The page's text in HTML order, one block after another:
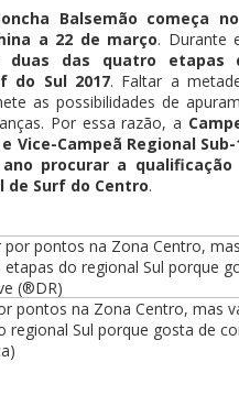
Balsemão começa
a 22 de março. Durante
duas das quatro etapas
do Sul 2017. Faltar a
as possibilidades de
Por essa razão, a
Vice-Campeã Regional
procurar a qualificação
de Surf do Centro.
pontos na Zona Centro, mas
regional Sul porque gosta de